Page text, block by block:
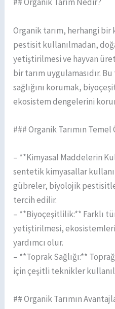
Organik tarım, herhangi bir
pestisit kullanılmadan,
yetiştirilmesi ve hayvan
bir tarım uygulamasıdır.
sağlığını korumak,
ekosistem dengelerini
### Organik Tarımın
– **Kimyasal Maddelerin
sentetik kimyasallar
gübreler, biyolojik
tercih edilir.
– **Biyoçeşitlilik:** Farklı
yetiştirilmesi,
yardımcı olur.
– **Toprak Sağlığı:**
için çeşitli teknikler
## Organik Tarımın